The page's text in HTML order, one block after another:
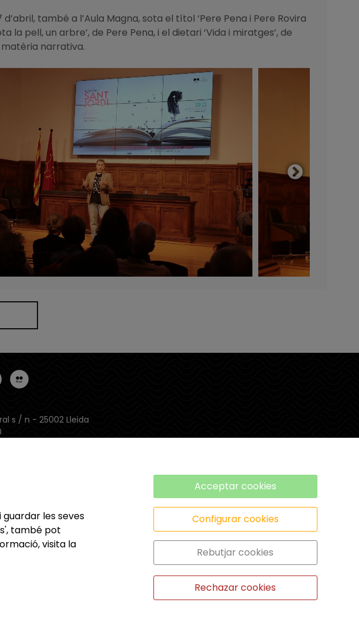
també a l’Aula Magna, sota el títol ‘Pere Pena i Pere Rovira
la pell, un arbre’, de Pere Pena, i el dietari ‘Vida i miratges’, de
narrativa.
s / n - 25002 Lleida
les seves
també pot
visita la
Acceptar cookies
Configurar cookies
Rebutjar cookies
Rechazar cookies